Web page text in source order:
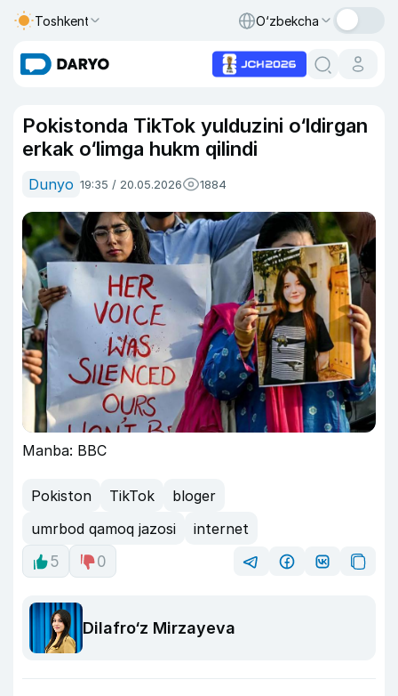
Toshkent O‘zbekcha
Pokistonda TikTok yulduzini o‘ldirgan
erkak o‘limga hukm qilindi
Dunyo 19:35 / 20.05.2026 1884
Manba: BBC
Pokiston TikTok
bloger
umrbod qamoq jazosi
internet
5
0
Dilafro‘z Mirzayeva